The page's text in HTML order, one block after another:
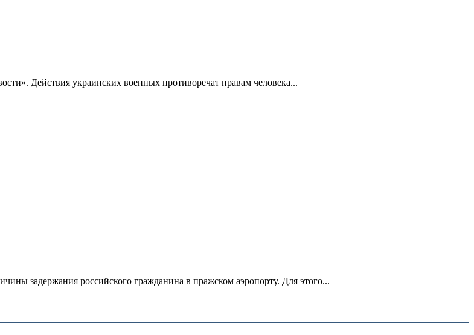
Действия украинских военных противоречат правам человека...
задержания российского гражданина в пражском аэропорту. Для этого...